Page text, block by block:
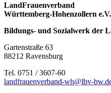
LandFrauenverband
Württemberg-Hohenzollern e.V.
Bildungs- und Sozialwerk der
Gartenstraße 63
88212 Ravensburg
Tel. 0751 / 3607-60
landfrauenverband-wh@lbv-